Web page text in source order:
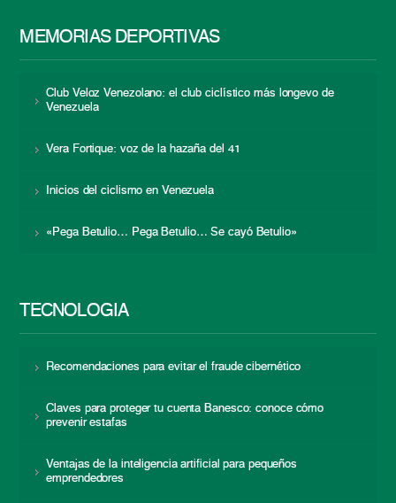
MEMORIAS DEPORTIVAS
Club Veloz Venezolano: el club ciclístico más longevo de
Venezuela
Vera Fortique: voz de la hazaña del 41
Inicios del ciclismo en Venezuela
«Pega Betulio… Pega Betulio… Se cayó Betulio»
TECNOLOGÍA
Recomendaciones para evitar el fraude cibernético
Claves para proteger tu cuenta Banesco: conoce cómo
prevenir estafas
Ventajas de la inteligencia artificial para pequeños
emprendedores